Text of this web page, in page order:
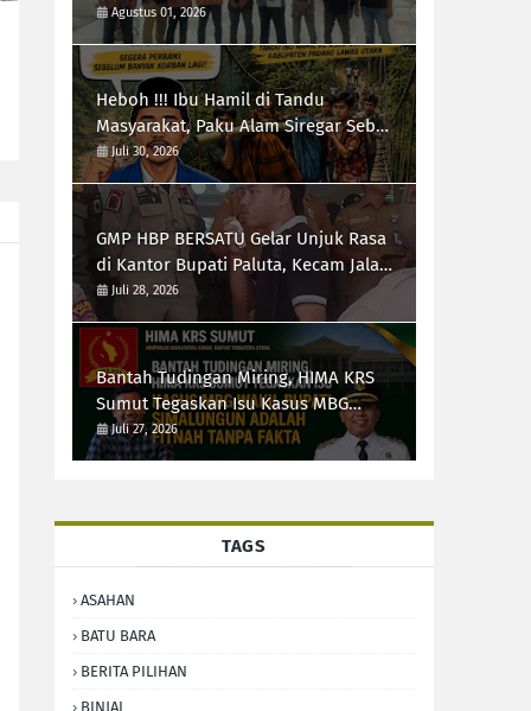
Galian C Ilegal di Sipiongot Julu Kec.
Dolok Kab. Paluta
Agustus 01, 2026
Heboh !!! Ibu Hamil di Tandu
Masyarakat, Paku Alam Siregar Sebut
Infrastruktur Kab.Paluta "Parah"
Juli 30, 2026
GMP HBP BERSATU Gelar Unjuk Rasa
di Kantor Bupati Paluta, Kecam Jalan
Rusak 20 Desa
Juli 28, 2026
Bantah Tudingan Miring, HIMA KRS
Sumut Tegaskan Isu Kasus MBG
Wakil Bupati Simalungun Adalah
Fitnah Tanpa Fakta
Juli 27, 2026
TAGS
ASAHAN
BATU BARA
BERITA PILIHAN
BINJAI